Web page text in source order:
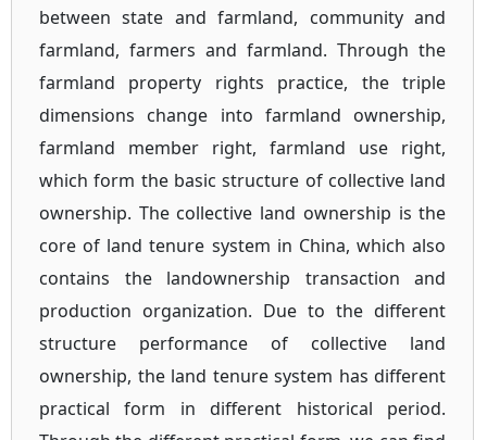
between state and farmland, community and
farmland, farmers and farmland. Through the
farmland property rights practice, the triple
dimensions change into farmland ownership,
farmland member right, farmland use right,
which form the basic structure of collective land
ownership. The collective land ownership is the
core of land tenure system in China, which also
contains the landownership transaction and
production organization. Due to the different
structure performance of collective land
ownership, the land tenure system has different
practical form in different historical period.